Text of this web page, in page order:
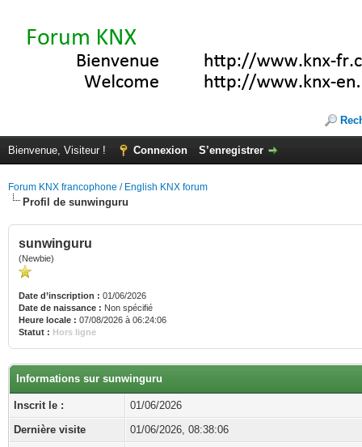
Bienvenue, Visiteur ! Connexion S’enregistrer
Forum KNX francophone / English KNX forum
Profil de sunwinguru
sunwinguru
(Newbie)
Date d’inscription : 01/06/2026
Date de naissance : Non spécifié
Heure locale : 07/08/2026 à 06:24:06
Statut : Hors ligne
Informations sur sunwinguru
Inscrit le :
01/06/2026
Dernière visite
01/06/2026, 08:38:06